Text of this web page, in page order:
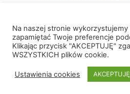
© 2026 W Krainie Składów
Na naszej stronie
zapamiętać Twoje preferencje
Klikając przycisk "AKCEPTUJĘ"
WSZYSTKICH plików cookie.
Ustawienia cookies AKCEPTUJĘ